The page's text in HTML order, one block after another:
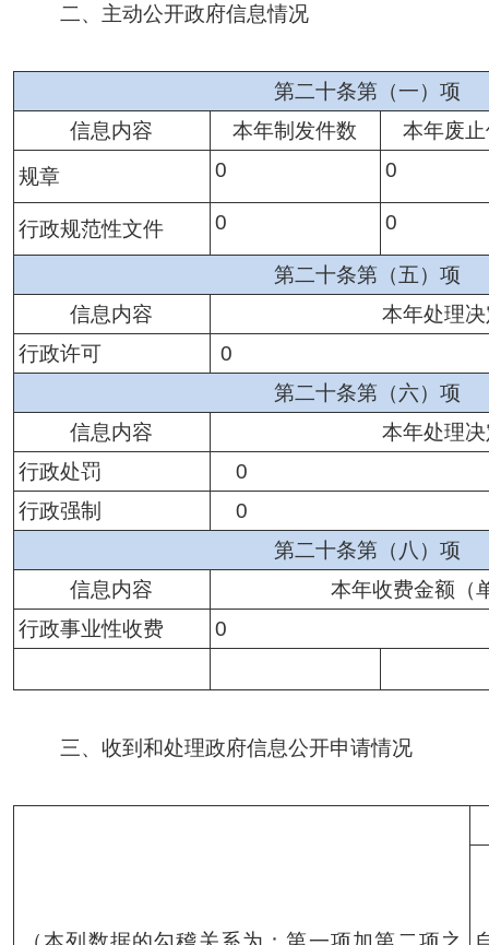
二、主动公开政府信息情况
第二十条第（一）项
信息内容
本年制发件数
本年废
规章
0 0
行政规范性文件 0 0
第二十条第（五）项
信息内容
本年处理
行政许可
0
第二十条第（六）项
信息内容
本年处理
行政处罚
0
行政强制
0
第二十条第（八）项
信息内容
本年收费金额（
行政事业性收费
0
三、收到和处理政府信息公开申请情况